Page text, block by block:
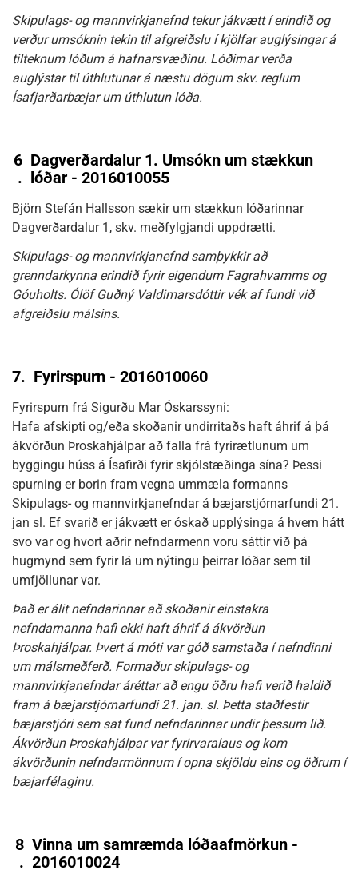
Skipulags- og mannvirkjanefnd tekur jákvætt í erindið og
verður umsóknin tekin til afgreiðslu í kjölfar auglýsingar á
tilteknum lóðum á hafnarsvæðinu. Lóðirnar verða
auglýstar til úthlutunar á næstu dögum skv. reglum
Ísafjarðarbæjar um úthlutun lóða.
6
.
Dagverðardalur 1. Umsókn um stækkun
lóðar - 2016010055
Björn Stefán Hallsson sækir um stækkun lóðarinnar
Dagverðardalur 1, skv. meðfylgjandi uppdrætti.
Skipulags- og mannvirkjanefnd samþykkir að
grenndarkynna erindið fyrir eigendum Fagrahvamms og
Góuholts. Ólöf Guðný Valdimarsdóttir vék af fundi við
afgreiðslu málsins.
7. Fyrirspurn - 2016010060
Fyrirspurn frá Sigurðu Mar Óskarssyni:
Hafa afskipti og/eða skoðanir undirritaðs haft áhrif á þá
ákvörðun Þroskahjálpar að falla frá fyrirætlunum um
byggingu húss á Ísafirði fyrir skjólstæðinga sína? Þessi
spurning er borin fram vegna ummæla formanns
Skipulags- og mannvirkjanefndar á bæjarstjórnarfundi 21.
jan sl. Ef svarið er jákvætt er óskað upplýsinga á hvern hátt
svo var og hvort aðrir nefndarmenn voru sáttir við þá
hugmynd sem fyrir lá um nýtingu þeirrar lóðar sem til
umfjöllunar var.
Það er álit nefndarinnar að skoðanir einstakra
nefndarnanna hafi ekki haft áhrif á ákvörðun
Þroskahjálpar. Þvert á móti var góð samstaða í nefndinni
um málsmeðferð. Formaður skipulags- og
mannvirkjanefndar áréttar að engu öðru hafi verið haldið
fram á bæjarstjórnarfundi 21. jan. sl. Þetta staðfestir
bæjarstjóri sem sat fund nefndarinnar undir þessum lið.
Ákvörðun Þroskahjálpar var fyrirvaralaus og kom
ákvörðunin nefndarmönnum í opna skjöldu eins og öðrum í
bæjarfélaginu.
8
.
Vinna um samræmda lóðaafmörkun -
2016010024